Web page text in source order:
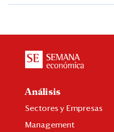
Análisis
Sectores y Empresas
Management